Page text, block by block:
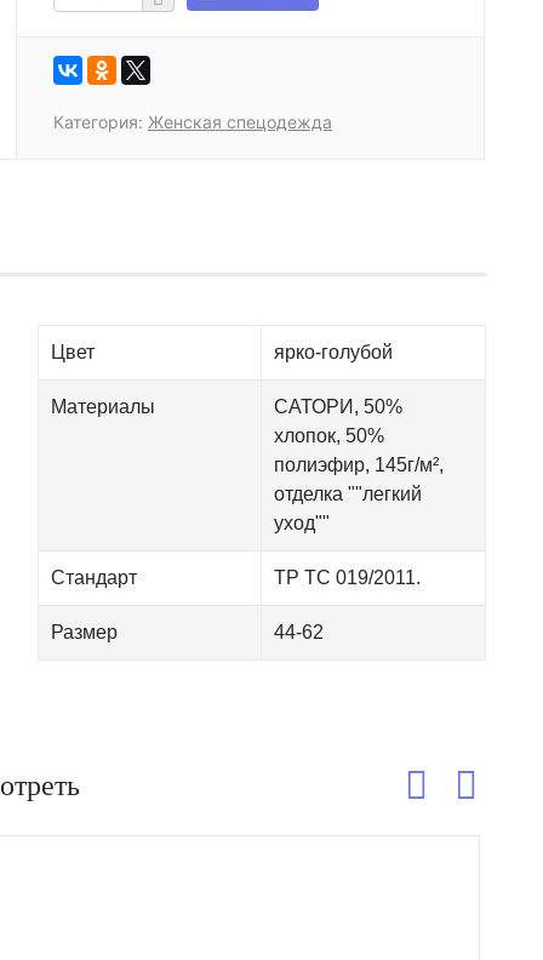
Категория: Женская спецодежда
Цвет ярко-голубой
Материалы
САТОРИ, 50%
хлопок, 50%
полиэфир, 145г/м²,
отделка ""легкий
уход""
Стандарт ТР ТС 019/2011.
Размер 44-62